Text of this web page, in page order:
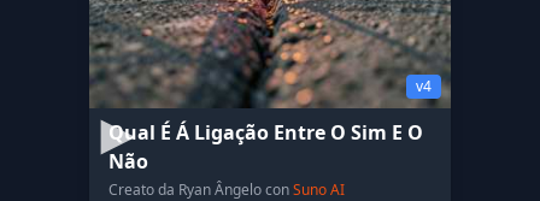
v4
Qual É Á Ligação Entre O Sim E O
Não
Creato da Ryan Ângelo conSuno AI